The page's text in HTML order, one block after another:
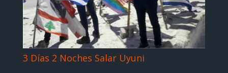
3 Días 2 Noches Salar Uyuni